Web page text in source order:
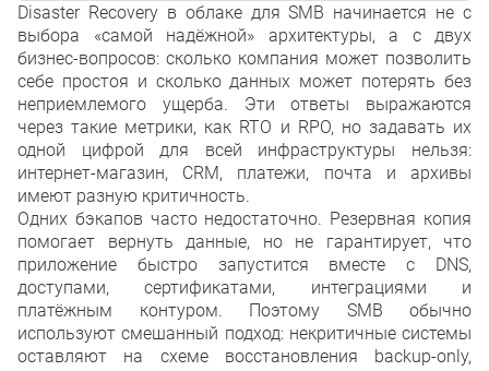
Disaster Recovery в облаке для SMB начинается не с
выбора «самой надёжной» архитектуры, а с двух
бизнес-вопросов: сколько компания может позволить
себе простоя и сколько данных может потерять без
неприемлемого ущерба. Эти ответы выражаются
через такие метрики, как RTO и RPO, но задавать их
одной цифрой для всей инфраструктуры нельзя:
интернет-магазин, CRM, платежи, почта и архивы
имеют разную критичность.
Одних бэкапов часто недостаточно. Резервная копия
помогает вернуть данные, но не гарантирует, что
приложение быстро запустится вместе с DNS,
доступами, сертификатами, интеграциями и
платёжным контуром. Поэтому SMB обычно
используют смешанный подход: некритичные системы
оставляют на схеме восстановления backup-only,
Что такое Disaster Recovery в
backup, HA и business continuity
RTO и RPO: как перевести
бизнеса
Почему сервисы SMB нельзя
Сайт или интернет-магазин
CRM
Почта
Файловое хранилище
Платежи
Почему backup-only не закрывает
Четыре облачные DR-стратегии
Backup-only
Pilot light
Warm standby
Active-active
Матрица выбора DR-стратегии